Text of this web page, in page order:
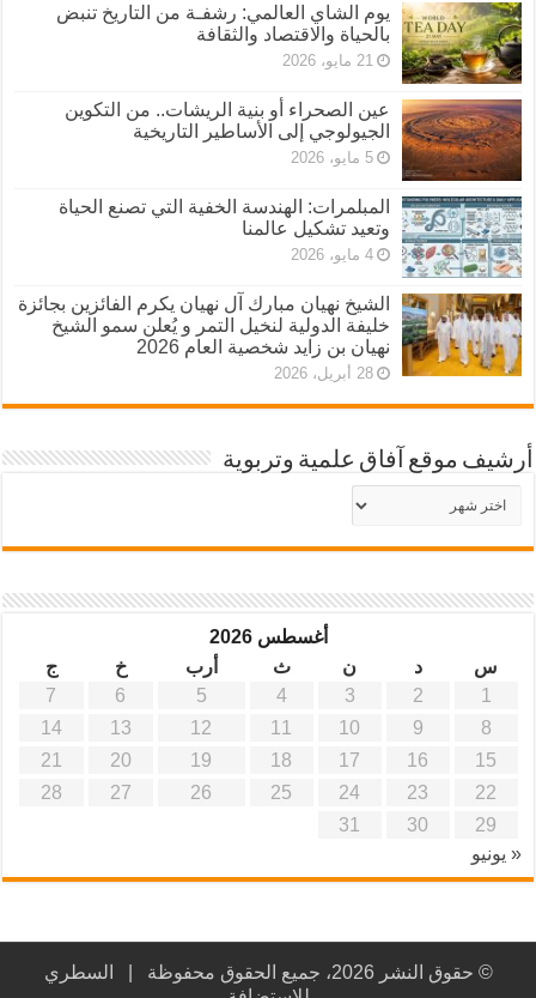
يوم الشاي العالمي: رشفـة من التاريخ تنبض
بالحياة والاقتصاد والثقافة
21 مايو، 2026
عين الصحراء أو بنية الريشات.. من التكوين
الجيولوجي إلى الأساطير التاريخية
5 مايو، 2026
المبلمرات: الهندسة الخفية التي تصنع الحياة
وتعيد تشكيل عالمنا
4 مايو، 2026
الشيخ نهيان مبارك آل نهيان يكرم الفائزين بجائزة
خليفة الدولية لنخيل التمر و يُعلن سمو الشيخ
نهيان بن زايد شخصية العام 2026
28 أبريل، 2026
أرشيف موقع آفاق علمية وتربوية
أرشيف
موقع
آفاق
أغسطس 2026
س
د ن ث أرب خ
ج
1
2
3
4
5
6
7
8
9
10
11
12
13
14
15
16
17
18
19
20
21
22
23
24
25
26
27
28
29
30
31
« يونيو
© حقوق النشر 2026، جميع الحقوق محفوظة |
السطري